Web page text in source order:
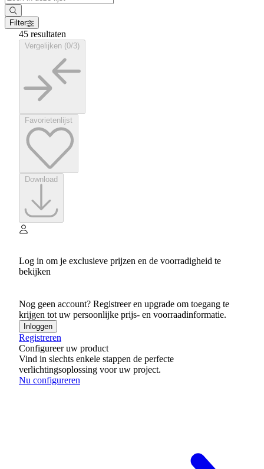
Filter
45 resultaten
Log in om je exclusieve prijzen en de voorradigheid te
bekijken
Nog geen account? Registreer en upgrade om toegang te
krijgen tot uw persoonlijke prijs- en voorraadinformatie.
Inloggen
Registreren
Configureer uw product
Vind in slechts enkele stappen de perfecte
verlichtingsoplossing voor uw project.
Nu configureren